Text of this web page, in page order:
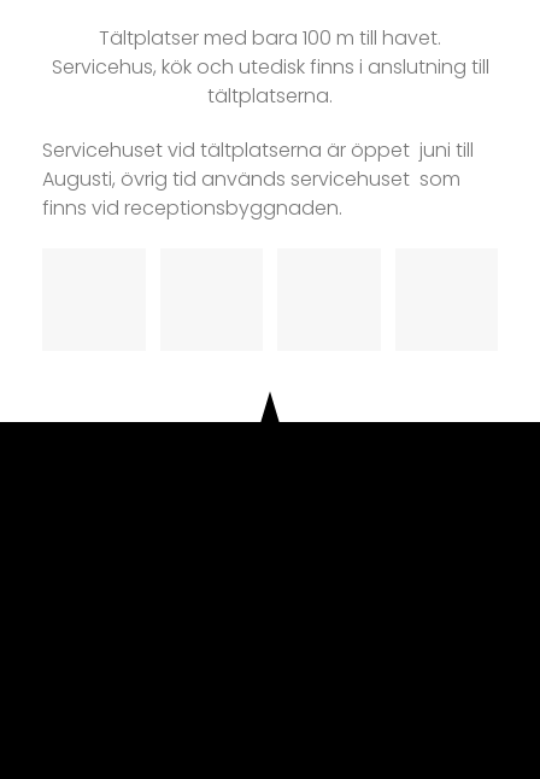
Tältplatser med bara 100 m till havet.
Servicehus, kök och utedisk finns i anslutning till
tältplatserna.
Servicehuset vid tältplatserna är öppet juni till
Augusti, övrig tid används servicehuset som
finns vid receptionsbyggnaden.